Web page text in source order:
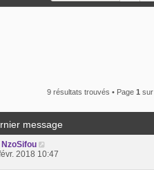
9 résultats trouvés • Page 1 sur
message
NzoSifou
2018 10:47